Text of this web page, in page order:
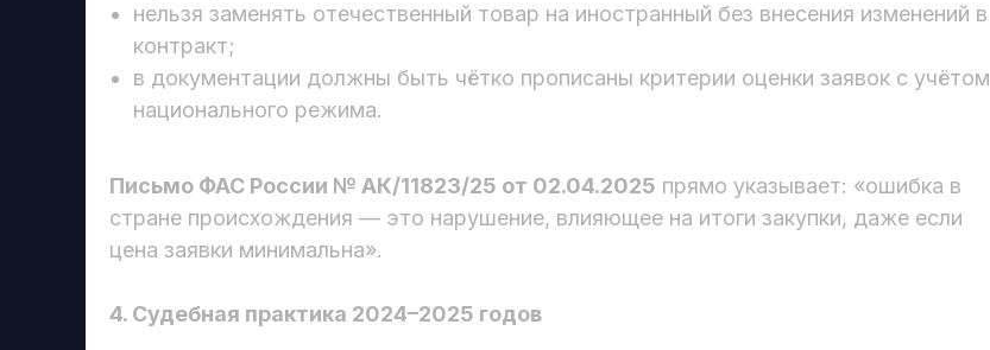
нельзя заменять отечественный товар на иностранный без внесения изменений в
контракт;
в документации должны быть чётко прописаны критерии оценки заявок с учётом
национального режима.
Письмо ФАС России № АК/11823/25 от 02.04.2025 прямо указывает: «ошибка в
стране происхождения — это нарушение, влияющее на итоги закупки, даже если
цена заявки минимальна».
4. Судебная практика 2024–2025 годов